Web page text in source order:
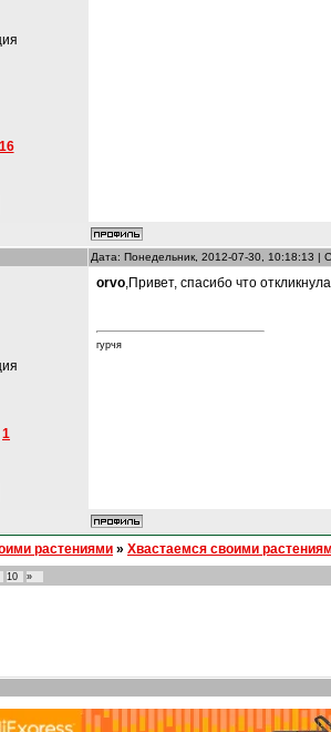
16
Дата: Понедельник, 2012-07-30, 10:18:13 |
1
orvo,Привет, спасибо что
гурчя
растениями » Хвастаемся своими
10 »